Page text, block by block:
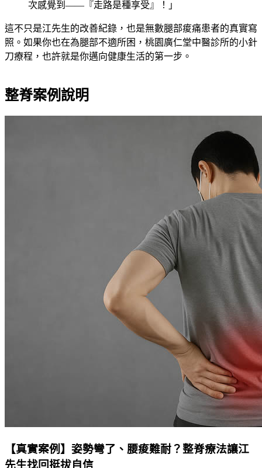
次感覺到——『走路是種享受』！」
這不只是江先生的改善紀錄，也是無數腿部痠痛患者的真實寫
照。如果你也在為腿部不適所困，桃園廣仁堂中醫診所的小針
刀療程，也許就是你邁向健康生活的第一步。
整脊案例說明
【真實案例】姿勢彎了、腰痠難耐？整脊療法讓江
先生找回挺拔自信